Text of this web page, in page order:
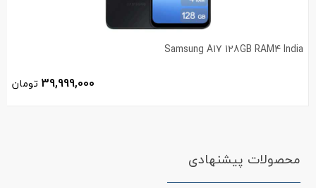
Samsung A17 128GB RAM4 India
39,999,000 تومان
محصولات پیشنهادی